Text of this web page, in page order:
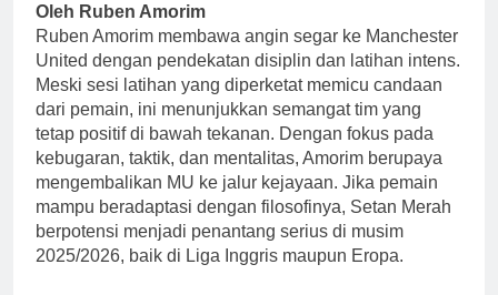
Oleh Ruben Amorim
Ruben Amorim membawa angin segar ke Manchester
United dengan pendekatan disiplin dan latihan intens.
Meski sesi latihan yang diperketat memicu candaan
dari pemain, ini menunjukkan semangat tim yang
tetap positif di bawah tekanan. Dengan fokus pada
kebugaran, taktik, dan mentalitas, Amorim berupaya
mengembalikan MU ke jalur kejayaan. Jika pemain
mampu beradaptasi dengan filosofinya, Setan Merah
berpotensi menjadi penantang serius di musim
2025/2026, baik di Liga Inggris maupun Eropa.